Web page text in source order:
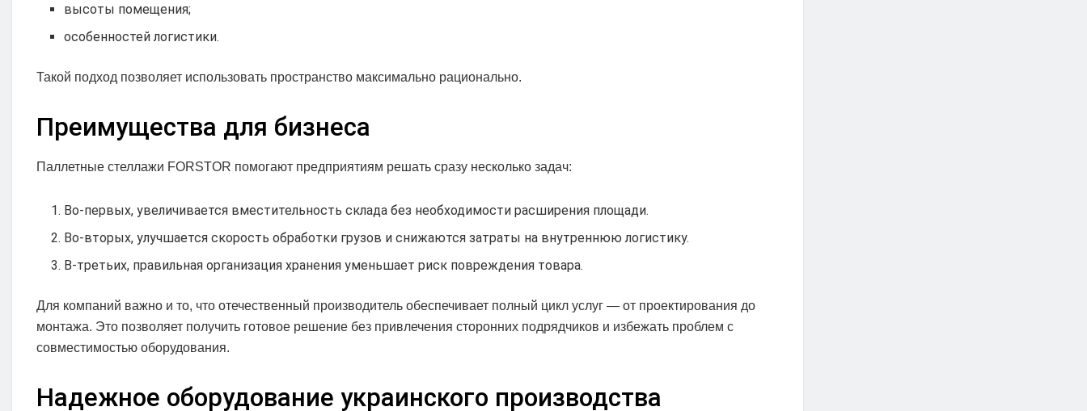
высоты помещения;
особенностей логистики.
Такой подход позволяет использовать пространство максимально рационально.
Преимущества для бизнеса
Паллетные стеллажи FORSTOR помогают предприятиям решать сразу несколько задач:
Во-первых, увеличивается вместительность склада без необходимости расширения площади.
Во-вторых, улучшается скорость обработки грузов и снижаются затраты на внутреннюю логистику.
В-третьих, правильная организация хранения уменьшает риск повреждения товара.
Для компаний важно и то, что отечественный производитель обеспечивает полный цикл услуг — от проектирования до
монтажа. Это позволяет получить готовое решение без привлечения сторонних подрядчиков и избежать проблем с
совместимостью оборудования.
Надежное оборудование украинского производства